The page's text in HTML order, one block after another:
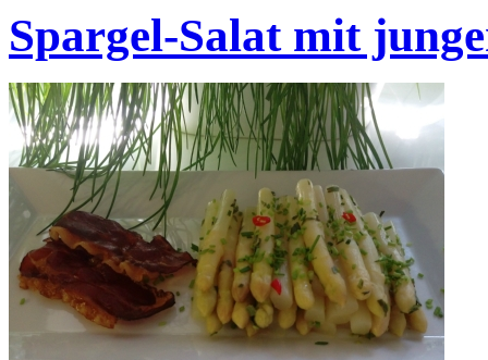
Spargel-Salat mit